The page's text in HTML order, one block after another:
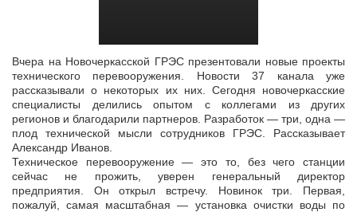
Вчера на Новочеркасской ГРЭС презентовали новые проекты
технического перевооружения. Новости 37 канала уже
рассказывали о некоторых их них. Сегодня новочеркасские
специалисты делились опытом сколлегами из других
регионов и благодарили партнеров. Разработок — три, одна —
плод технической мысли сотрудников ГРЭС. Рассказывает
Александр Иванов.
Техническое перевооружение — это то, без чего станции
сейчас не прожить, уверен генеральный директор
предприятия. Он открыл встречу. Новинок три. Первая,
пожалуй, самая масштабная — установка очистки воды по